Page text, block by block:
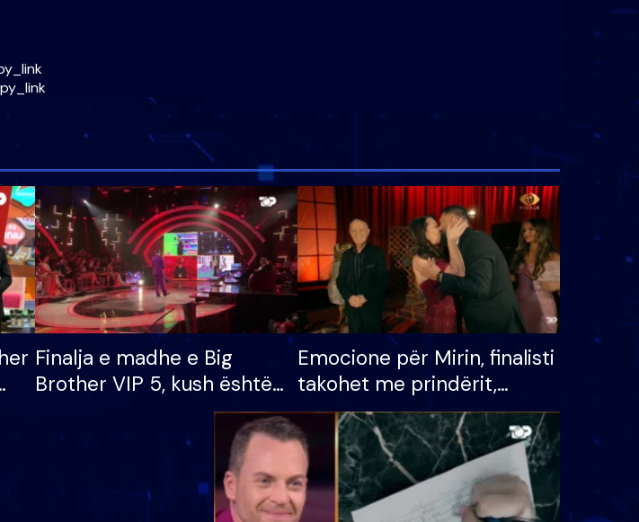
Finalja e madhe e Big
Brother VIP 5, kush është
banori i parë që lë shtëpinë
dhe humb mundësinë për
të fituar çmimin e madh
Emocione për Mirin, finalisti
takohet me prindërit,
vajzën dhe bashkëshorten:
S’kemi ndonjë letër divorci
apo jo?